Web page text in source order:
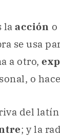
la acción o
se usa
a otro,
o
del latín
; y la